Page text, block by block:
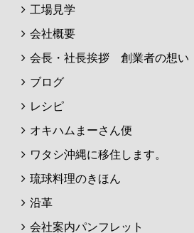
工場見学
会社概要
会長・社長挨拶 創業者の想い
ブログ
レシピ
オキハムまーさん便
ワタシ沖縄に移住します。
琉球料理のきほん
沿革
会社案内パンフレット